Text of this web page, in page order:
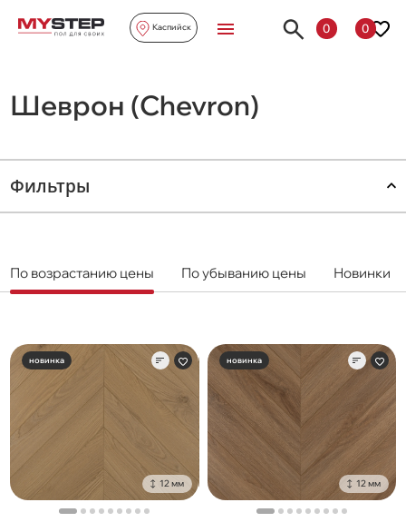
Каспийск 0 0
Шеврон (Chevron)
Фильтры
По возрастанию цены По убыванию цены Новинки
новинка
12 мм
новинка
12 мм